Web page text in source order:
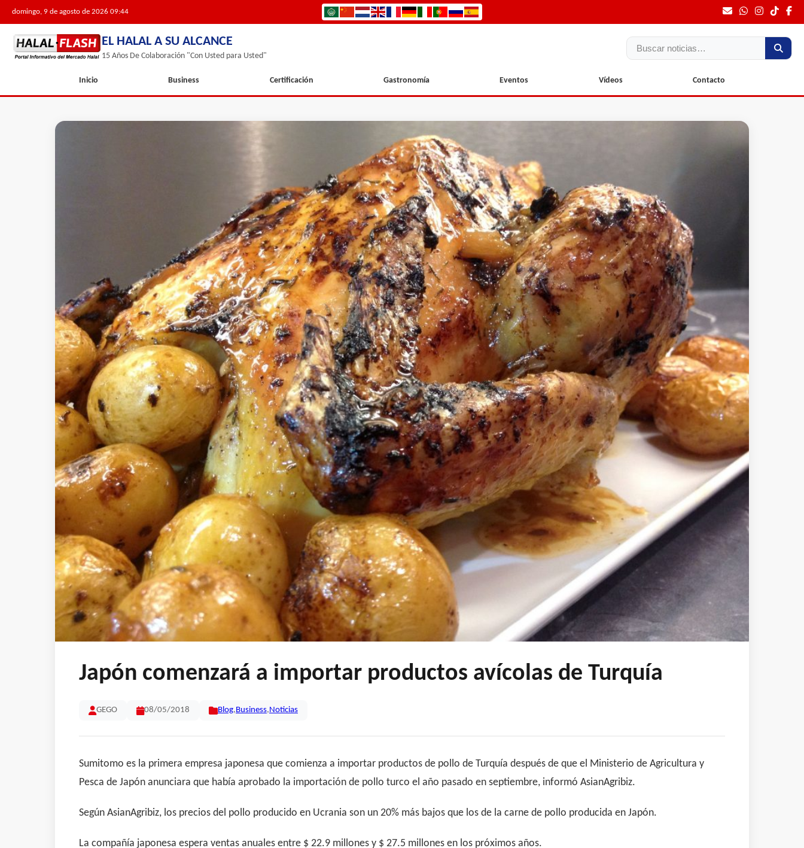
domingo, 9 de agosto de 2026 09:44
EL HALAL A SU ALCANCE
15 Años De Colaboración "Con Usted para Usted"
Buscar
Inicio Business Certificación Gastronomía Eventos Vídeos Contacto
Japón comenzará a importar productos avícolas de Turquía
GEGO 08/05/2018 Blog,Business,Noticias
Sumitomo es la primera empresa japonesa que comienza a importar productos de pollo de Turquía después de que el Ministerio de Agricultura y
Pesca de Japón anunciara que había aprobado la importación de pollo turco el año pasado en septiembre, informó AsianAgribiz.
Según AsianAgribiz, los precios del pollo producido en Ucrania son un 20% más bajos que los de la carne de pollo producida en Japón.
La compañía japonesa espera ventas anuales entre $ 22.9 millones y $ 27.5 millones en los próximos años.